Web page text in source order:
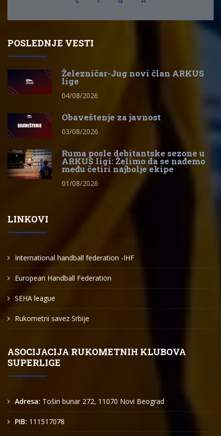
POSLEDNJE VESTI
Železničar-Jug novi član ARKUS
lige
04/08/2026
Obaveštenje za javnost
03/08/2026
Ruma posle debitantske sezone u
ARKUS ligi: Želimo da se nađemo
među četiri najbolje ekipe
01/08/2026
LINKOVI
International handball federation -IHF
European Handball Federation
SEHA league
Rukometni savez Srbije
ASOCIJACIJA RUKOMETNIH KLUBOVA
SUPERLIGE
Adresa: Tošin bunar 272, 11070 Novi Beograd
PIB: 111517078